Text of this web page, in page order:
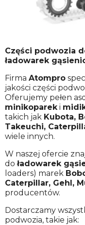
Części podwozia
ładowarek
Firma Atompro
jakości części
Oferujemy pełen
minikopareki
takich jak Kubota,
Takeuchi,
wiele innych.
W naszej ofercie
doładowarek
loaders) marek
Caterpillar, Gehl,
producentów.
Dostarczamy
podwozia, takie jak: